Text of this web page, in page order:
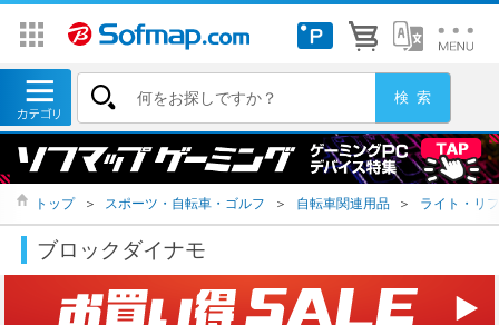
トップ ＞ スポーツ・自転車・ゴルフ ＞ 自転車関連用品 ＞ ライト・リ
ブロックダイナモ